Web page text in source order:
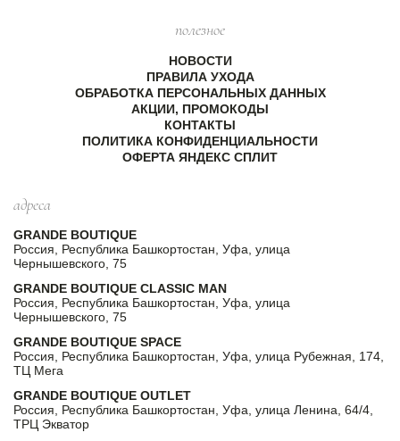
полезное
НОВОСТИ
ПРАВИЛА УХОДА
ОБРАБОТКА ПЕРСОНАЛЬНЫХ ДАННЫХ
АКЦИИ, ПРОМОКОДЫ
КОНТАКТЫ
ПОЛИТИКА КОНФИДЕНЦИАЛЬНОСТИ
ОФЕРТА ЯНДЕКС СПЛИТ
адреса
GRANDE BOUTIQUE
Россия, Республика Башкортостан, Уфа, улица
Чернышевского, 75
GRANDE BOUTIQUE CLASSIC MAN
Россия, Республика Башкортостан, Уфа, улица
Чернышевского, 75
GRANDE BOUTIQUE SPACE
Россия, Республика Башкортостан, Уфа, улица Рубежная, 174,
ТЦ Мега
GRANDE BOUTIQUE OUTLET
Россия, Республика Башкортостан, Уфа, улица Ленина, 64/4,
ТРЦ Экватор